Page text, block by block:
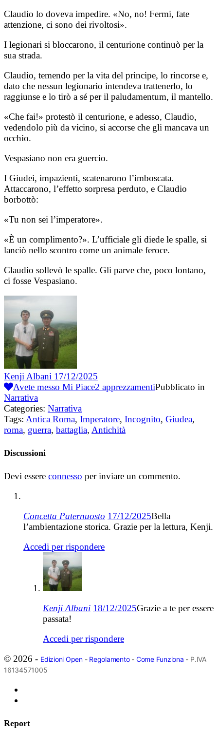
Claudio lo doveva impedire. «No, no! Fermi, fate
attenzione, ci sono dei rivoltosi».
I legionari si bloccarono, il centurione continuò per la
sua strada.
Claudio, temendo per la vita del principe, lo rincorse e,
dato che nessun legionario intendeva trattenerlo, lo
raggiunse e lo tirò a sé per il paludamentum, il mantello.
«Che fai!» protestò il centurione, e adesso, Claudio,
vedendolo più da vicino, si accorse che gli mancava un
occhio.
Vespasiano non era guercio.
I Giudei, impazienti, scatenarono l’imboscata.
Attaccarono, l’effetto sorpresa perduto, e Claudio
borbottò:
«Tu non sei l’imperatore».
«È un complimento?». L’ufficiale gli diede le spalle, si
lanciò nello scontro come un animale feroce.
Claudio sollevò le spalle. Gli parve che, poco lontano,
ci fosse Vespasiano.
Kenji Albani 17/12/2025
Avete messo Mi Piace2 apprezzamentiPubblicato in
Narrativa
Categories: Narrativa
Tags: Antica Roma, Imperatore, Incognito, Giudea,
roma, guerra, battaglia, Antichità
Discussioni
Devi essere connesso per inviare un commento.
Concetta Paternuosto 17/12/2025Bella
l’ambientazione storica. Grazie per la lettura, Kenji.
Accedi per rispondere
Kenji Albani 18/12/2025Grazie a te per essere
passata!
Accedi per rispondere
© 2026 - Edizioni Open- Regolamento- Come Funziona - P.IVA
16134571005
Report